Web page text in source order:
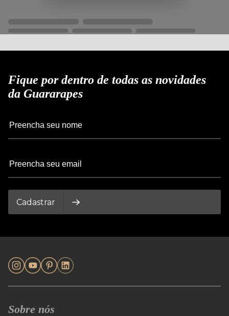
Fique por dentro de todas as novidades
da Guararapes
Cadastrar
Sobre nós